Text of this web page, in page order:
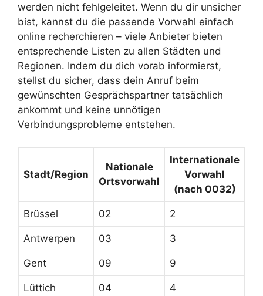
werden nicht fehlgeleitet. Wenn du dir unsicher
bist, kannst du die passende Vorwahl einfach
online recherchieren – viele Anbieter bieten
entsprechende Listen zu allen Städten und
Regionen. Indem du dich vorab informierst,
stellst du sicher, dass dein Anruf beim
gewünschten Gesprächspartner tatsächlich
ankommt und keine unnötigen
Verbindungsprobleme entstehen.
Stadt/Region
Nationale
Ortsvorwahl
Internationale
Vorwahl
(nach 0032)
Brüssel 02 2
Antwerpen 03 3
Gent 09 9
Lüttich 04 4